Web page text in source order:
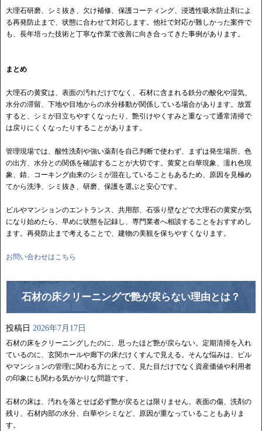
大理石研磨、シミ抜き、欠け補修、保護コーティング、浸透性吸水防止剤によ
る再発防止まで、状態に合わせて対応します。他社で対応が難しかった案件で
も、長年培った技術と丁寧な作業で改善に向き合ってきた事例があります。
まとめ
大理石の黄変は、表面の汚れだけでなく、石材に含まれる鉄分の酸化や湿気、
水分の滞留、下地や目地からの水分移動が関係している場合があります。放置
すると、シミが目立ちやすくなったり、艶引けやくすみと重なって通常清掃で
は戻りにくくなったりすることがあります。
管理現場では、酸性洗剤や強い薬剤を自己判断で使わず、まずは発生場所、色
の出方、水分との関係を確認することが大切です。黄変と白華現象、濡れ色現
象、錆、コーキング由来のシミが混在していることもあるため、原因を見極め
てから洗浄、シミ抜き、研磨、保護を選ぶと安心です。
ビルやマンションのエントランス、共用部、石張り壁などで大理石の黄変が気
になり始めたら、早めに状態を記録し、専門業者へ相談することをおすすめし
ます。再発防止まで考えることで、建物の美観を保ちやすくなります。
お問い合わせはこちら
石材の床クリーニングで艶が戻らない理由とは？
投稿日 2026年7月17日
石材の床をクリーニングしたのに、思ったほど艶が戻らない。定期清掃を入れ
ているのに、玄関ホールや廊下の床だけくすんで見える。そんな悩みは、ビル
やマンションの管理に関わる方にとって、見た目だけでなく資産価値や利用者
の印象にも関わる気がかりな問題です。
石材の床は、汚れを落とせば必ず艶が戻るとは限りません。表面の傷、洗剤の
残り、石材内部の水分、白華やシミなど、原因が重なっていることもありま
す。